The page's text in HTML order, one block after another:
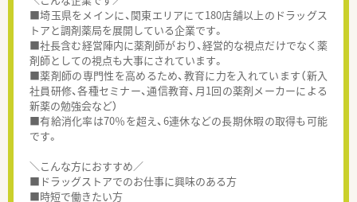
■埼玉県をメインに、関東エリアにて180店舗以上のドラッグス
トアと調剤薬局を展開している企業です。
■社長含む経営陣内に薬剤師がおり、経営的な視点だけでなく薬
剤師としての視点も大事にされています。
■薬剤師の専門性を高めるため、教育に力を入れています（新入
社員研修、各種セミナー、通信教育、月1回の薬剤メーカーによる
新薬の勉強会など）
■有給消化率は70％を超え、6連休などの長期休暇の取得も可能
です。
＼こんな方におすすめ／
■ドラッグストアでのお仕事に興味のある方
■時短で働きたい方